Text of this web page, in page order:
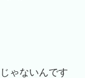
ゃないんです